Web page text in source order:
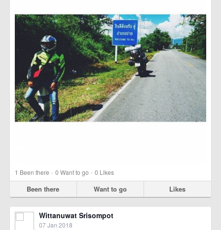
1 Been there · 0 Want to go · 0 Likes
Been there Want to go Likes
Wittanuwat Srisompot
07 Jan 2018